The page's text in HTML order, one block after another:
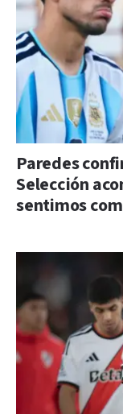
Paredes
Selección
sentimos